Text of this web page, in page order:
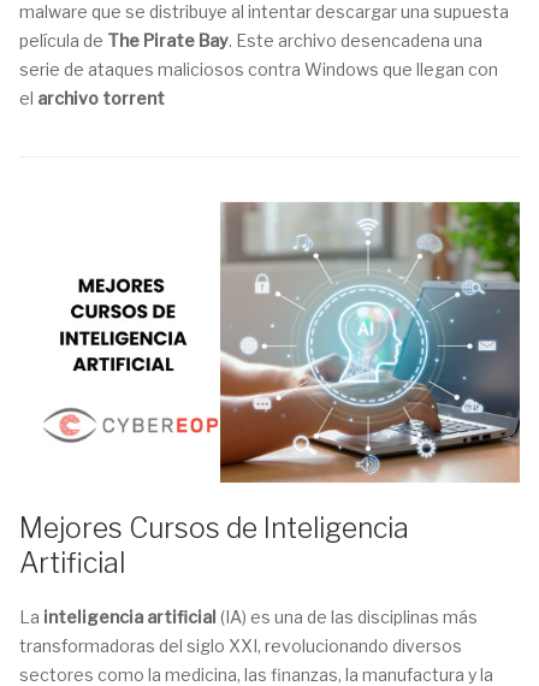
malware que se distribuye al intentar descargar una supuesta
película de The Pirate Bay. Este archivo desencadena una
serie de ataques maliciosos contra Windows que llegan con
el archivo torrent
Mejores Cursos de Inteligencia
Artificial
La inteligencia artificial (IA) es una de las disciplinas más
transformadoras del siglo XXI, revolucionando diversos
sectores como la medicina, las finanzas, la manufactura y la